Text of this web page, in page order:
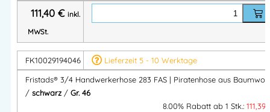
2 verstaubare, CORDURA®-verstärkte Hängetaschen
eine mitExtra-Tasche
2 geblähte Vordertaschen
2 geblähte Gesäßtaschen
2 D-Ringe
111,40 € inkl.
MWSt.
FK10029194046
Lieferzeit 5 - 10 Werktage
Fristads® 3/4 Handwerkerhose 283 FAS | Piratenhose aus
/ schwarz/ Gr. 46
8.00% Rabatt ab 1 Stk.: 111,39